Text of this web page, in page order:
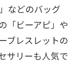
などのバッグ
「ビーアピ」や
ブレスレットの
サリーも人気で